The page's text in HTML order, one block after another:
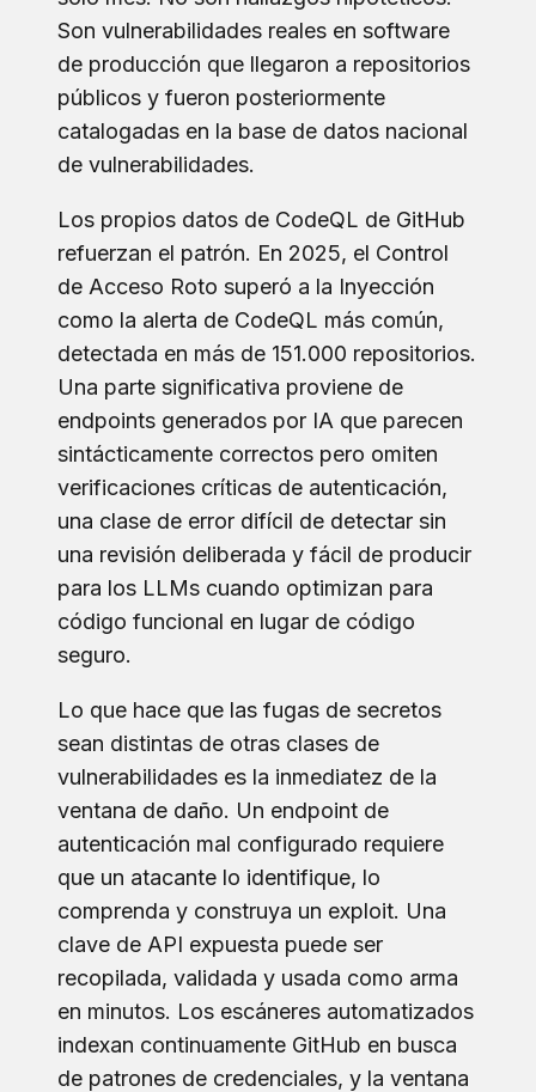
Son vulnerabilidades reales en software
de producción que llegaron a repositorios
públicos y fueron posteriormente
catalogadas en la base de datos nacional
de vulnerabilidades.
Los propios datos de CodeQL de GitHub
refuerzan el patrón. En 2025, el Control
de Acceso Roto superó a la Inyección
como la alerta de CodeQL más común,
detectada en más de 151.000 repositorios.
Una parte significativa proviene de
endpoints generados por IA que parecen
sintácticamente correctos pero omiten
verificaciones críticas de autenticación,
una clase de error difícil de detectar sin
una revisión deliberada y fácil de producir
para los LLMs cuando optimizan para
código funcional en lugar de código
seguro.
Lo que hace que las fugas de secretos
sean distintas de otras clases de
vulnerabilidades es la inmediatez de la
ventana de daño. Un endpoint de
autenticación mal configurado requiere
que un atacante lo identifique, lo
comprenda y construya un exploit. Una
clave de API expuesta puede ser
recopilada, validada y usada como arma
en minutos. Los escáneres automatizados
indexan continuamente GitHub en busca
de patrones de credenciales, y la ventana